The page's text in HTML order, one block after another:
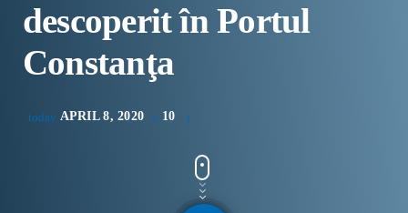
descoperit în Portul
Constanţa
today APRIL 8, 2020 10